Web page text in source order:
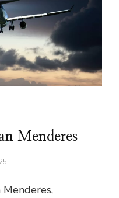
Menderes